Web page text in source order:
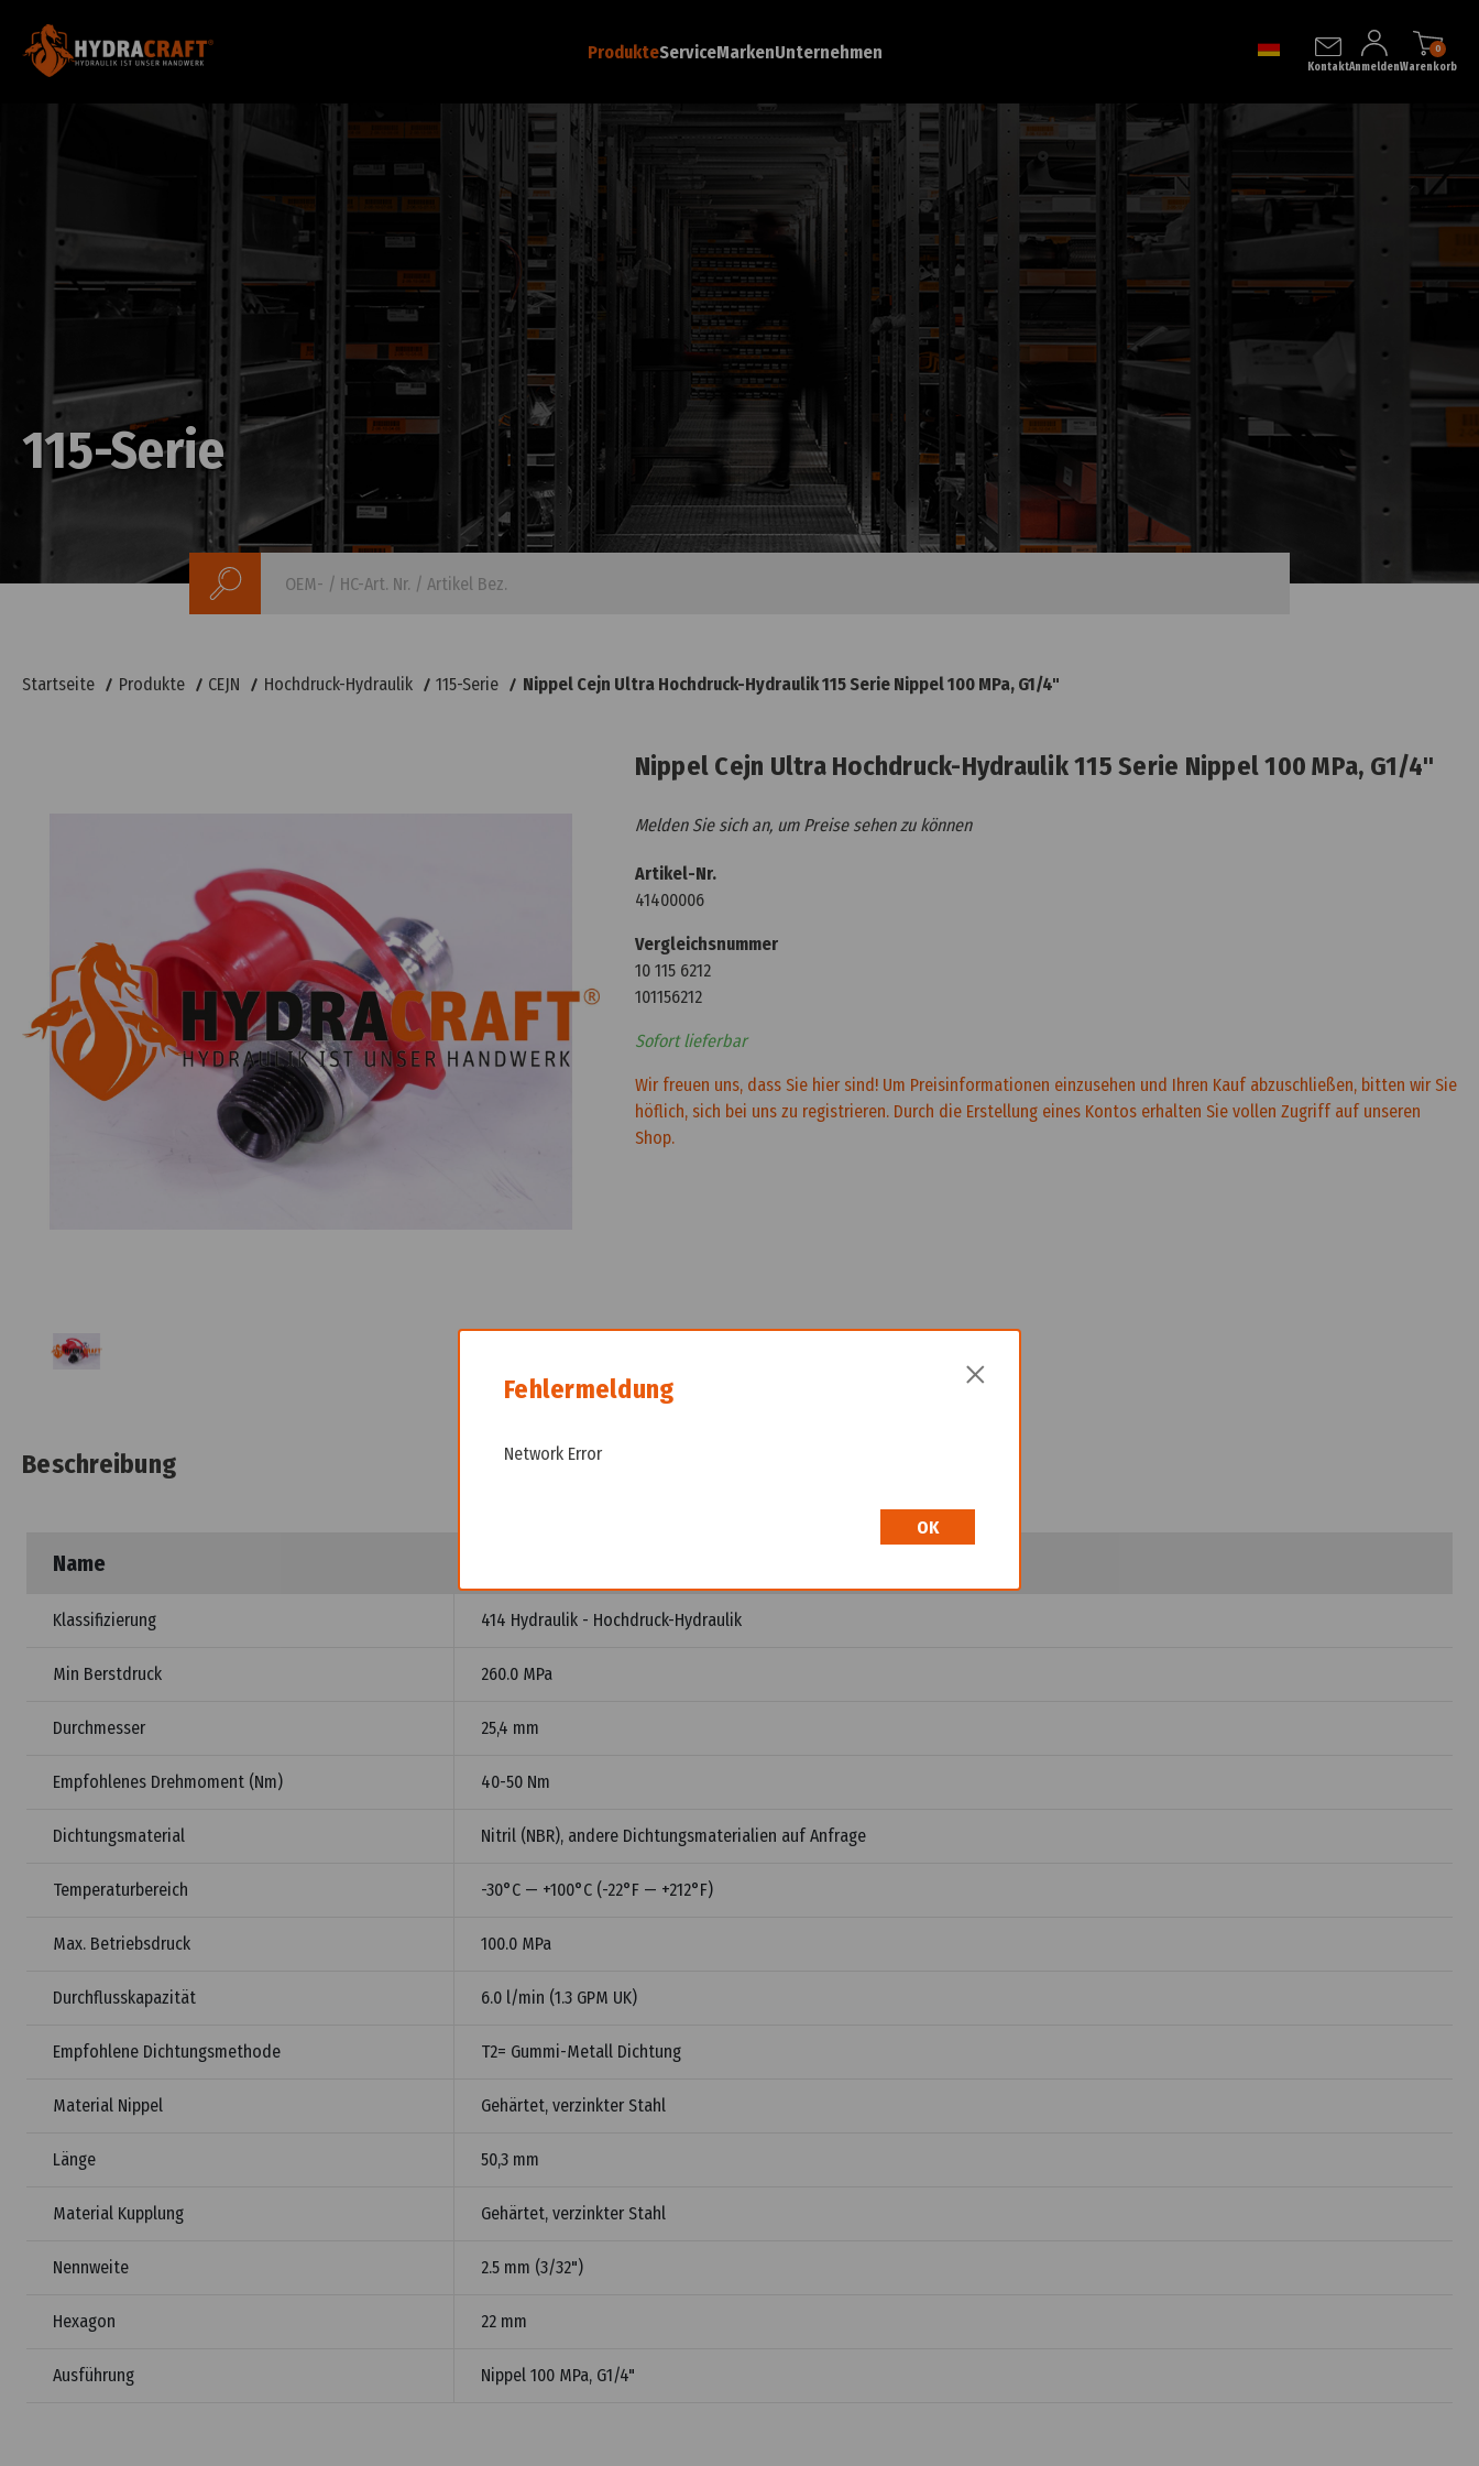
ProdukteServiceMarkenUnternehmen
KontaktAnmelden
0
Warenkorb
115-Serie
Startseite Produkte CEJN Hochdruck-Hydraulik 115-Serie Nippel Cejn Ultra Hochdruck-Hydraulik 115 Serie Nippel 100 MPa, G1/4"
Nippel Cejn Ultra Hochdruck-Hydraulik 115 Serie Nippel 100 MPa, G1/4"
Melden Sie sich an, um Preise sehen zu können
Artikel-Nr.
41400006
Vergleichsnummer
10 115 6212
101156212
Sofort lieferbar
Wir freuen uns, dass Sie hier sind! Um Preisinformationen einzusehen und Ihren Kauf abzuschließen, bitten wir Sie
höflich, sich bei uns zu registrieren. Durch die Erstellung eines Kontos erhalten Sie vollen Zugriff auf unseren
Shop.
Beschreibung
Name
Klassifizierung 414 Hydraulik - Hochdruck-Hydraulik
Min Berstdruck 260.0 MPa
Durchmesser 25,4 mm
Empfohlenes Drehmoment (Nm) 40-50 Nm
Dichtungsmaterial Nitril (NBR), andere Dichtungsmaterialien auf Anfrage
Temperaturbereich -30°C — +100°C (-22°F — +212°F)
Max. Betriebsdruck 100.0 MPa
Durchflusskapazität 6.0 l/min (1.3 GPM UK)
Empfohlene Dichtungsmethode T2= Gummi-Metall Dichtung
Material Nippel Gehärtet, verzinkter Stahl
Länge 50,3 mm
Material Kupplung Gehärtet, verzinkter Stahl
Nennweite 2.5 mm (3/32")
Hexagon 22 mm
Ausführung Nippel 100 MPa, G1/4"
Fehlermeldung ×
Network Error
OK